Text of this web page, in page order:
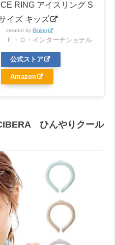
ICE RING アイスリング S
イズ キッズ
created by Rinker
Ｆ・Ｏ・インターナショナル
公式ストア
Amazon
ひんやりクール